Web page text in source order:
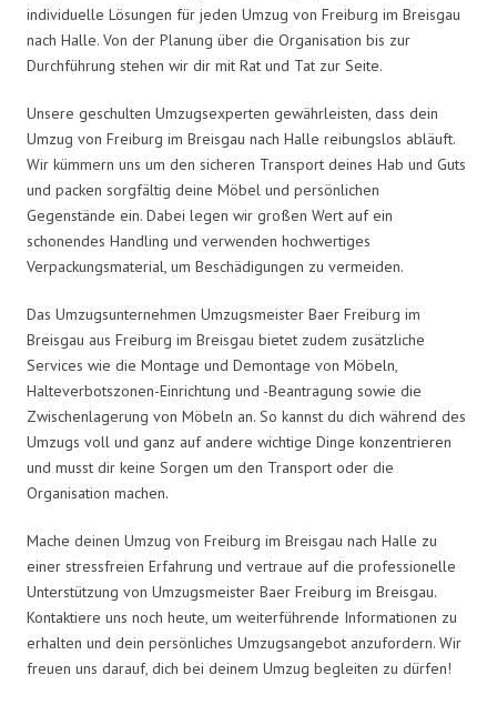
individuelle Lösungen für jeden Umzug von Freiburg im Breisgau
nach Halle. Von der Planung über die Organisation bis zur
Durchführung stehen wir dir mit Rat und Tat zur Seite.
Unsere geschulten Umzugsexperten gewährleisten, dass dein
Umzug von Freiburg im Breisgau nach Halle reibungslos abläuft.
Wir kümmern uns um den sicheren Transport deines Hab und Guts
und packen sorgfältig deine Möbel und persönlichen
Gegenstände ein. Dabei legen wir großen Wert auf ein
schonendes Handling und verwenden hochwertiges
Verpackungsmaterial, um Beschädigungen zu vermeiden.
Das Umzugsunternehmen Umzugsmeister Baer Freiburg im
Breisgau aus Freiburg im Breisgau bietet zudem zusätzliche
Services wie die Montage und Demontage von Möbeln,
Halteverbotszonen-Einrichtung und -Beantragung sowie die
Zwischenlagerung von Möbeln an. So kannst du dich während des
Umzugs voll und ganz auf andere wichtige Dinge konzentrieren
und musst dir keine Sorgen um den Transport oder die
Organisation machen.
Mache deinen Umzug von Freiburg im Breisgau nach Halle zu
einer stressfreien Erfahrung und vertraue auf die professionelle
Unterstützung von Umzugsmeister Baer Freiburg im Breisgau.
Kontaktiere uns noch heute, um weiterführende Informationen zu
erhalten und dein persönliches Umzugsangebot anzufordern. Wir
freuen uns darauf, dich bei deinem Umzug begleiten zu dürfen!